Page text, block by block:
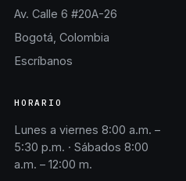
Av. Calle 6 #20A-26
Bogotá, Colombia
Escríbanos
HORARIO
Lunes a viernes 8:00 a.m. –
5:30 p.m. · Sábados 8:00
a.m. – 12:00 m.